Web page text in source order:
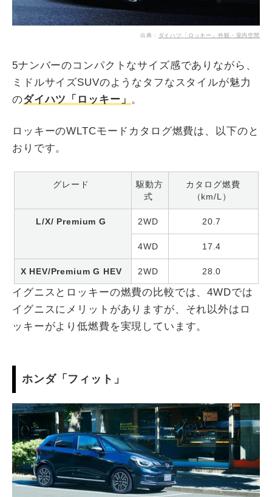
出典： ダイハツ「ロッキー」外観・室内空間
5ナンバーのコンパクトなサイズ感でありながら、
ミドルサイズSUVのようなタフなスタイルが魅力
のダイハツ「ロッキー」 。
ロッキーのWLTCモードカタログ燃費は、以下のと
おりです。
グレード
駆動方
式
カタログ燃費
（km/L）
L/X/ Premium G 2WD 20.7
4WD 17.4
X HEV/Premium G HEV 2WD 28.0
イグニスとロッキーの燃費の比較では、4WDでは
イグニスにメリットがありますが、それ以外はロ
ッキーがより低燃費を実現しています。
ホンダ「フィット」